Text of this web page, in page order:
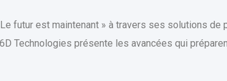
futur est maintenant » à travers ses solutions de
Technologies présente les avancées qui